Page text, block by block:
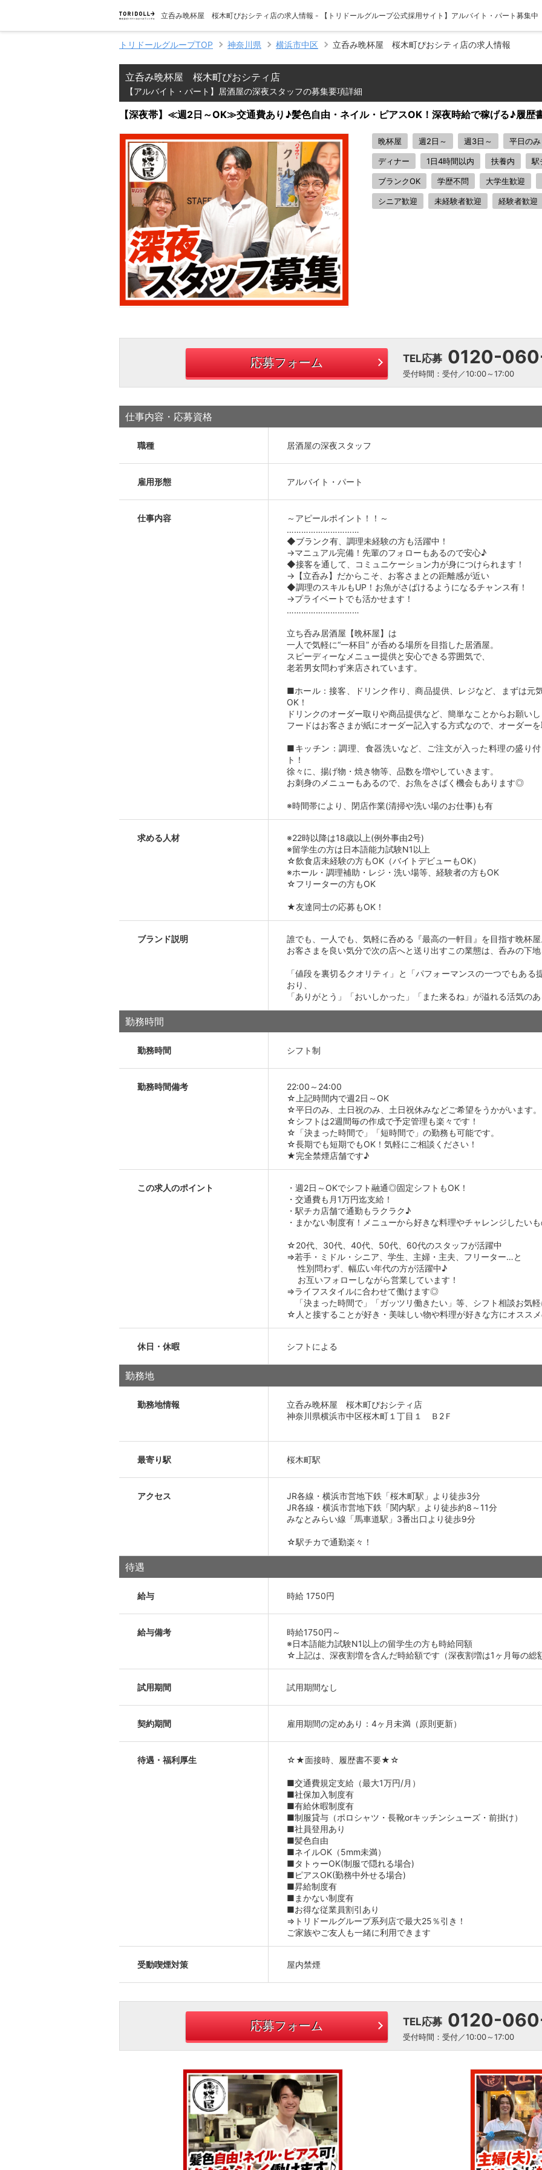
立呑み晩杯屋 桜木町ぴおシティ店の求人情報 - 【トリドールグループ公式採用サイト】アルバイト・パート募集中
トリドールグループTOP 神奈川県 横浜市中区 立呑み晩杯屋 桜木町ぴおシティ店の求人情報
立呑み晩杯屋 桜木町ぴおシティ店
【アルバイト・パート】居酒屋の深夜スタッフの募集要項詳細
【深夜帯】≪週2日～OK≫交通費あり♪髪色自由・ネイル・ピアスOK！深夜時給で稼げる♪履歴
晩杯屋 週2日～ 週3日～ 平日のみ
ディナー 1日4時間以内 扶養内 駅
ブランクOK 学歴不問 大学生歓迎
シニア歓迎 未経験者歓迎 経験者歓迎
応募フォーム TEL応募 0120-
受付時間：受付／10:00～17:00
仕事内容・応募資格
職種 居酒屋の深夜スタッフ
雇用形態 アルバイト・パート
仕事内容
～アピールポイント！！～
…………………………
◆ブランク有、調理未経験の方も活躍中！
→マニュアル完備！先輩のフォローもあるので安心♪
◆接客を通して、コミュニケーション力が身につけられます！
→【立呑み】だからこそ、お客さまとの距離感が近い
◆調理のスキルもUP！お魚がさばけるようになるチャンス有！
→プライベートでも活かせます！
…………………………
立ち呑み居酒屋【晩杯屋】は
一人で気軽に“一杯目” が呑める場所を目指した居酒屋。
スピーディーなメニュー提供と安心できる雰囲気で、
老若男女問わず来店されています。
■ホール：接客、ドリンク作り、商品提供、レジなど、まずは元
OK！
ドリンクのオーダー取りや商品提供など、簡単なことからお願い
フードはお客さまが紙にオーダー記入する方式なので、オーダー
■キッチン：調理、食器洗いなど、ご注文が入った料理の盛り
ト！
徐々に、揚げ物・焼き物等、品数を増やしていきます。
お刺身のメニューもあるので、お魚をさばく機会もあります◎
※時間帯により、閉店作業(清掃や洗い場のお仕事)も有
求める人材
※22時以降は18歳以上(例外事由2号)
※留学生の方は日本語能力試験N1以上
☆飲食店未経験の方もOK（バイトデビューもOK）
※ホール・調理補助・レジ・洗い場等、経験者の方もOK
☆フリーターの方もOK
★友達同士の応募もOK！
ブランド説明
誰でも、一人でも、気軽に呑める『最高の一軒目』を目指す晩杯
お客さまを良い気分で次の店へと送り出すこの業態は、呑みの下
「値段を裏切るクオリティ」と「パフォーマンスの一つでもあ
おり、
「ありがとう」「おいしかった」「また来るね」が溢れる活気の
勤務時間
勤務時間 シフト制
勤務時間備考
22:00～24:00
☆上記時間内で週2日～OK
☆平日のみ、土日祝のみ、土日祝休みなどご希望をうかがいます。
☆シフトは2週間毎の作成で予定管理も楽々です！
☆「決まった時間で」「短時間で」の勤務も可能です。
☆長期でも短期でもOK！気軽にご相談ください！
★完全禁煙店舗です♪
この求人のポイント
・週2日～OKでシフト融通◎固定シフトもOK！
・交通費も月1万円迄支給！
・駅チカ店舗で通勤もラクラク♪
・まかない制度有！メニューから好きな料理やチャレンジしたい
☆20代、30代、40代、50代、60代のスタッフが活躍中
⇒若手・ミドル・シニア、学生、主婦・主夫、フリーター…と
性別問わず、幅広い年代の方が活躍中♪
お互いフォローしながら営業しています！
⇒ライフスタイルに合わせて働けます◎
「決まった時間で」「ガッツリ働きたい」等、シフト相談お気
☆人と接することが好き・美味しい物や料理が好きな方にオスス
休日・休暇 シフトによる
勤務地
勤務地情報
立呑み晩杯屋 桜木町ぴおシティ店
神奈川県横浜市中区桜木町１丁目１ Ｂ2Ｆ
最寄り駅 桜木町駅
アクセス
JR各線・横浜市営地下鉄「桜木町駅」より徒歩3分
JR各線・横浜市営地下鉄「関内駅」より徒歩約8～11分
みなとみらい線「馬車道駅」3番出口より徒歩9分
☆駅チカで通勤楽々！
待遇
給与 時給 1750円
給与備考
時給1750円～
※日本語能力試験N1以上の留学生の方も時給同額
☆上記は、深夜割増を含んだ時給額です（深夜割増は1ヶ月毎の総
試用期間 試用期間なし
契約期間 雇用期間の定めあり：4ヶ月未満（原則更新）
待遇・福利厚生 ☆★面接時、履歴書不要★☆
■交通費規定支給（最大1万円/月）
■社保加入制度有
■有給休暇制度有
■制服貸与（ポロシャツ・長靴orキッチンシューズ・前掛け）
■社員登用あり
■髪色自由
■ネイルOK（5mm未満）
■タトゥーOK(制服で隠れる場合)
■ピアスOK(勤務中外せる場合)
■昇給制度有
■まかない制度有
■お得な従業員割引あり
⇒トリドールグループ系列店で最大25％引き！
ご家族やご友人も一緒に利用できます
受動喫煙対策 屋内禁煙
応募フォーム TEL応募 0120-
受付時間：受付／10:00～17:00